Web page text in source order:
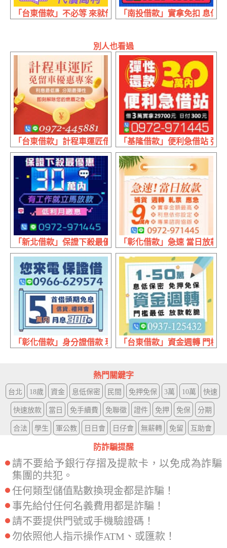
「台東借款」不必等 來就借 | 1~15萬 24h不打烊
「南投借款」實拿免扣 息低
別人也看過
「台東借款」計程車運匠借錢 免留車優惠專案 | 利息最低
「基隆借款」便利急借站 彈
「新北借款」保證下殺最優惠 低利月繳息 | 30萬內 有工作
「彰化借款」急速 當日放款
「彰化借款」身分證借款 現辦現領 | 1-50萬內
「台東借款」資金週轉 門檻
熱門關鍵字
台北 18歲 資金 息低保密 民間 免押免保 3萬 10萬 快速
快速放款 當日 免手續費 免聯徵 證件 免押 免保 分期
合法 學生 軍公教 日日會 日仔會 無薪轉 免留 互助會
防詐騙提醒
請不要給予銀行存摺及提款卡，以免成為詐騙
集團的共犯。
任何類型儲值點數換現金都是詐騙！
事先給付任何名義費用都是詐騙！
請不要提供門號或手機驗證碼！
勿依照他人指示操作ATM、或匯款！